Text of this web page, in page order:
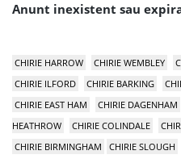
Anunt inexistent sau
CHIRIE HARROW CHIRIE WEMBLEY
CHIRIE ILFORD
CHIRIE BARKING
CHIRIE EAST HAM
CHIRIE DAGENHAM
HEATHROW
CHIRIE COLINDALE
CHIRIE BIRMINGHAM
CHIRIE SLOUGH